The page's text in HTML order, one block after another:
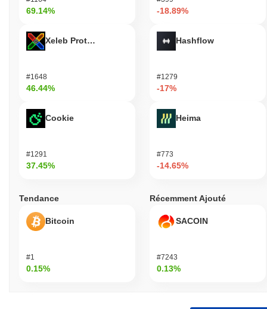
69.14%
Xeleb Protocol
#1648
46.44%
Cookie
#1291
37.45%
-18.89%
Hashflow
#1279
-17%
Heima
#773
-14.65%
Tendance
Bitcoin
#1
0.15%
Récemment Ajouté
SACOIN
#7243
0.13%